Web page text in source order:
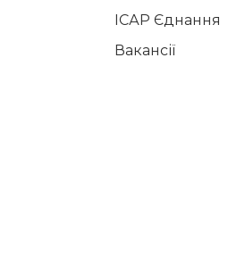
ІСАР Єднання
Вакансії